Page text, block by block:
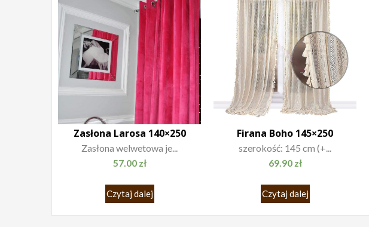
Zasłona Larosa 140×250
Zasłona welwetowa je...
57.00 zł
Czytaj dalej
Firana Boho 145×250
szerokość: 145 cm (+...
69.90 zł
Czytaj dalej